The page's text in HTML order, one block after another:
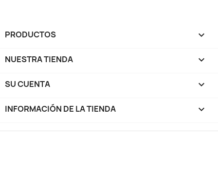
PRODUCTOS 
NUESTRA TIENDA 
SU CUENTA 
INFORMACIÓN DE LA TIENDA keyboard_arrow_down